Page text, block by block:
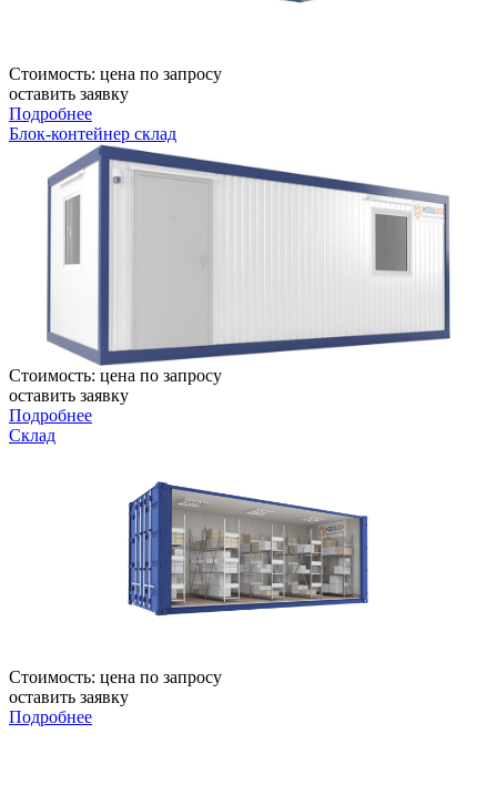
Стоимость: цена по запросу
оставить заявку
Подробнее
Блок-контейнер склад
Стоимость: цена по запросу
оставить заявку
Подробнее
Склад
Стоимость: цена по запросу
оставить заявку
Подробнее